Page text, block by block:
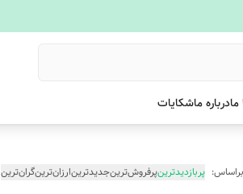
درباره ماشکایات
پربازدیدترینپرفروش‌ترینجدیدترینارزان‌ترینگران‌ترین